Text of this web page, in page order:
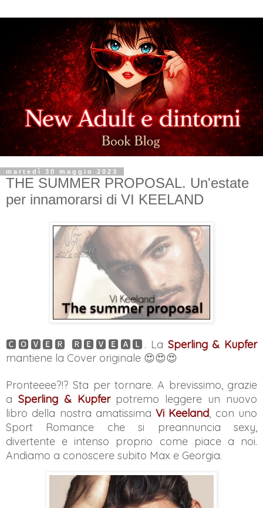
martedì 30 maggio 2023
THE SUMMER PROPOSAL. Un'estate
per innamorarsi di VI KEELAND
🅲🅾🆅🅴🆁 🆁🅴🆅🅴🅰🅻. La Sperling & Kupfer
mantiene la Cover originale 😍😍😍
Pronteeee?!?Sta per tornare. A brevissimo, grazie
a Sperling & Kupferpotremo leggere un nuovo
libro della nostra amatissimaVi Keeland, con uno
Sport Romance che si preannuncia sexy,
divertente e intenso proprio come piace a noi.
Andiamo a conoscere subito Max e Georgia.